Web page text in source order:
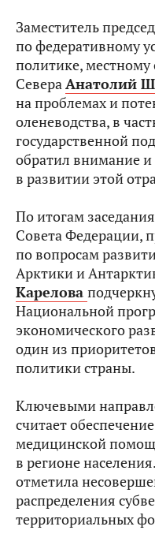
Заместитель
по федеративному
политике,
СевераАнатолий
на проблемах и
оленеводства, в
государственной
обратил внимание
в развитии этой
По итогам
Совета Федерации,
по вопросам
Арктики и
Карелова
Национальной
экономического
один из
политики страны.
Ключевыми
считает
медицинской
в регионе
отметила
распределения
территориальных